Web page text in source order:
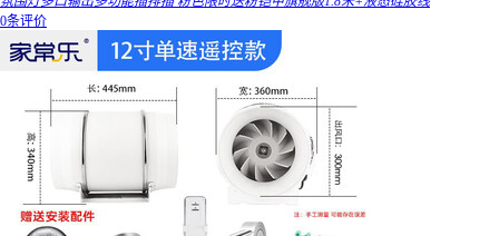
0条评价